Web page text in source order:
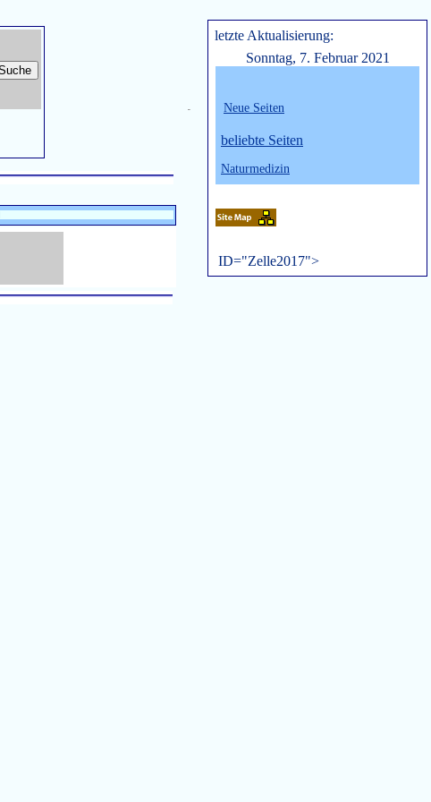
letzte Aktualisierung:
Sonntag, 7. Februar 2021
Neue Seiten
beliebte Seiten
Naturmedizin
ID="Zelle2017">